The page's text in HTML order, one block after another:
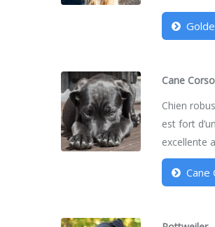
Cane Corso
Chien
est fort
excellente
Cane